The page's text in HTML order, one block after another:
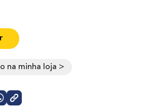
na minha loja >